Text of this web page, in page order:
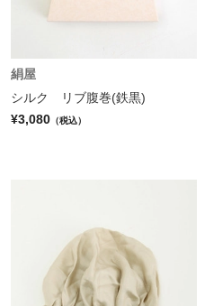
絹屋
シルク リブ腹巻(鉄黒)
¥3,080 （税込）